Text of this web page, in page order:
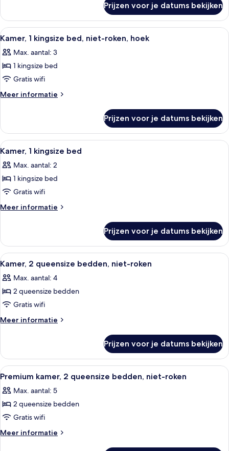
mindervaliden,
niet-
roken
(Roll-
in
Shower)
1
queensize
bed,
voor
mindervaliden,
roken
(Roll-
in
Prijzen voor je datums bekijken
Alle
foto's
voor
Kamer,
1
kingsize
roken,
hoek
laden
Een hotelkamer met een bed,
2
Kamer, 1 kingsize bed, niet-roken, hoek
Max. aantal: 3
1 kingsize bed
Gratis wifi
Meer informatie
Meer
1
kingsize
bed,
roken,
hoek
Prijzen voor je datums bekijken
Alle
foto's
voor
Kamer,
1
kingsize
Een hotelkamer met een bed,
3
Kamer, 1 kingsize bed
Max. aantal: 2
1 kingsize bed
Gratis wifi
Meer informatie
Meer
1
kingsize
bed
Prijzen voor je datums bekijken
Alle
foto's
voor
Kamer,
2
queensize
roken
laden
Een hotelkamer met twee bedden,
6
Kamer, 2 queensize bedden, niet-roken
Max. aantal: 4
2 queensize bedden
Gratis wifi
Meer informatie
Meer
2
queensize
bedden,
roken
Prijzen voor je datums bekijken
Alle
foto's
voor
Premium
kamer,
2
Een hotelkamer met twee bedden,
4
Premium kamer, 2 queensize bedden, niet-roken
Max. aantal: 5
2 queensize bedden
Gratis wifi
Meer informatie
Meer